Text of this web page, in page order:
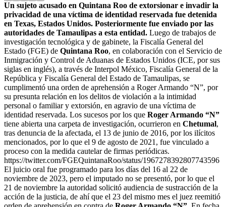
Un sujeto acusado en Quintana Roo de extorsionar e invadir la
privacidad de una víctima de identidad reservada fue detenida
en Texas, Estados Unidos. Posteriormente fue enviado por las
autoridades de Tamaulipas a esta entidad. Luego de trabajos de
investigación tecnológica y de gabinete, la Fiscalía General del
Estado (FGE) de Quintana Roo, en colaboración con el Servicio de
Inmigración y Control de Aduanas de Estados Unidos (ICE, por sus
siglas en inglés), a través de Interpol México, Fiscalía General de la
República y Fiscalía General del Estado de Tamaulipas, se
cumplimentó una orden de aprehensión a Roger Armando “N”, por
su presunta relación en los delitos de violación a la intimidad
personal o familiar y extorsión, en agravio de una víctima de
identidad reservada. Los sucesos por los que Roger Armando “N”
tiene abierta una carpeta de investigación, ocurrieron en Chetumal,
tras denuncia de la afectada, el 13 de junio de 2016, por los ilícitos
mencionados, por lo que el 9 de agosto de 2021, fue vinculado a
proceso con la medida cautelar de firmas periódicas.
https://twitter.com/FGEQuintanaRoo/status/1967278392807743596
El juicio oral fue programado para los días del 16 al 22 de
noviembre de 2023, pero el imputado no se presentó, por lo que el
21 de noviembre la autoridad solicitó audiencia de sustracción de la
acción de la justicia, de ahí que el 23 del mismo mes el juez reemitió